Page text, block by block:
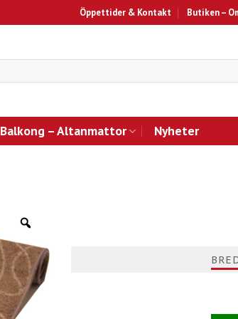
Öppettider & Kontakt Butiken –
Balkong – Altanmattor Nyheter